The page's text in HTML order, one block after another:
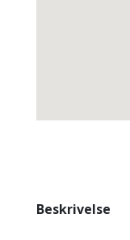
Beskrivelse